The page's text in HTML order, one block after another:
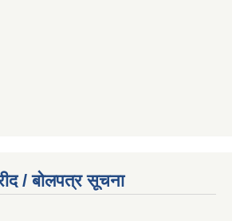
/ बोलपत्र सूचना